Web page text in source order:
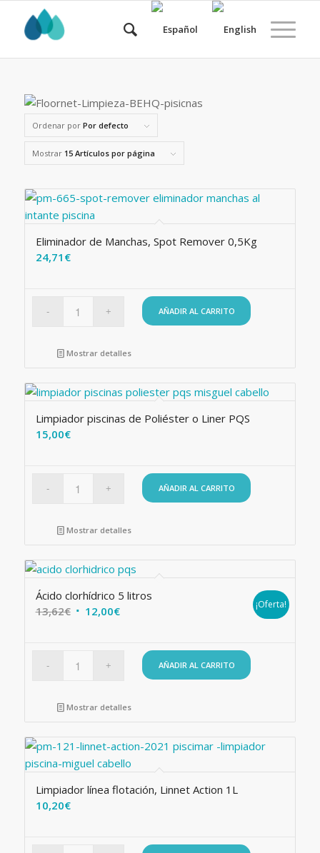
Ordenar por Por defecto
Mostrar 15 Artículos por página
Eliminador de Manchas, Spot Remover 0,5Kg
24,71 €
AÑADIR AL CARRITO
Mostrar detalles
Limpiador piscinas de Poliéster o Liner PQS
15,00€
AÑADIR AL CARRITO
Mostrar detalles
Ácido clorhídrico 5 litros
13,62€ El
era:
12,00€El
12,00€.
¡Oferta!
AÑADIR AL CARRITO
Mostrar detalles
Limpiador línea flotación, Linnet Action 1L
10,20€